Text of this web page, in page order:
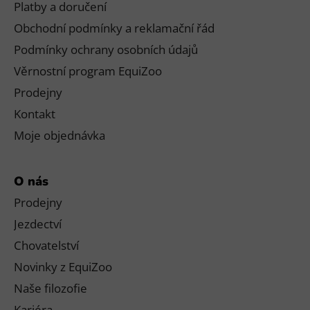
Platby a doručení
Obchodní podmínky a reklamační řád
Podmínky ochrany osobních údajů
Věrnostní program EquiZoo
Prodejny
Kontakt
Moje objednávka
O nás
Prodejny
Jezdectví
Chovatelství
Novinky z EquiZoo
Naše filozofie